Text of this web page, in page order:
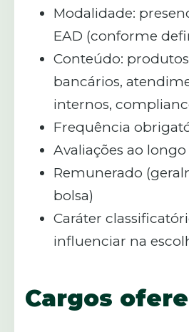
Modalidade:
EAD (conforme
Conteúdo:
bancários,
internos,
Frequência
Avaliações ao
Remunerado
bolsa)
Caráter
influenciar na
Cargos